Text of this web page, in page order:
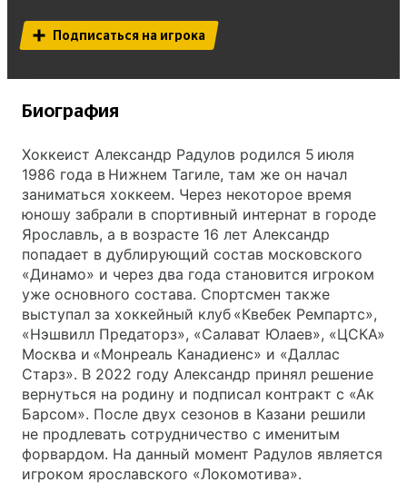
Подписаться на игрока
Биография
Хоккеист Александр Радулов родился 5 июля
1986 года в Нижнем Тагиле, там же он начал
заниматься хоккеем. Через некоторое время
юношу забрали в спортивный интернат в городе
Ярославль, а в возрасте 16 лет Александр
попадает в дублирующий состав московского
«Динамо» и через два года становится игроком
уже основного состава. Спортсмен также
выступал за хоккейный клуб «Квебек Ремпартс»,
«Нэшвилл Предаторз», «Салават Юлаев», «ЦСКА»
Москва и «Монреаль Канадиенс» и «Даллас
Старз». В 2022 году Александр принял решение
вернуться на родину и подписал контракт с «Ак
Барсом». После двух сезонов в Казани решили
не продлевать сотрудничество с именитым
форвардом. На данный момент Радулов является
игроком ярославского «Локомотива».